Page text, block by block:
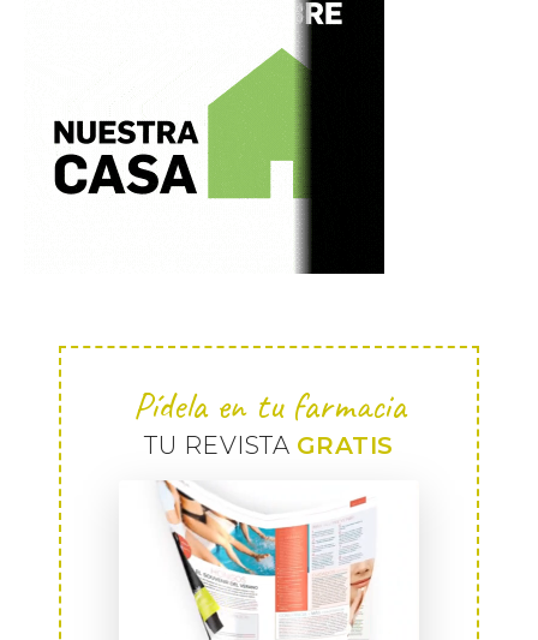
Pídela en tu farmacia
TU REVISTA GRATIS